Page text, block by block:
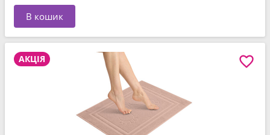
В кошик
АКЦІЯ